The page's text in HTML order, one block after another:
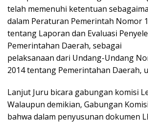
telah memenuhi ketentuan
dalam Peraturan Pemerintah Nomor
tentang Laporan dan Evaluasi
Pemerintahan Daerah, sebagai
pelaksanaan dari Undang-Undang
2014 tentang Pemerintahan Daerah,
Lanjut Juru bicara gabungan komisi
Walaupun demikian, Gabungan
bahwa dalam penyusunan dokumen